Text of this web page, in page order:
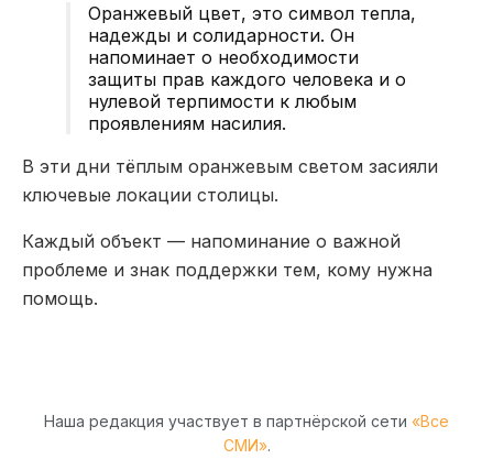
Оранжевый цвет, это символ тепла,
надежды и солидарности. Он
напоминает о необходимости
защиты прав каждого человека и о
нулевой терпимости к любым
проявлениям насилия.
В эти дни тёплым оранжевым светом засияли
ключевые локации столицы.
Каждый объект — напоминание о важной
проблеме и знак поддержки тем, кому нужна
помощь.
Наша редакция участвует в партнёрской сети «Все
СМИ».